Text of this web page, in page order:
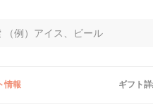
情報 ギフト